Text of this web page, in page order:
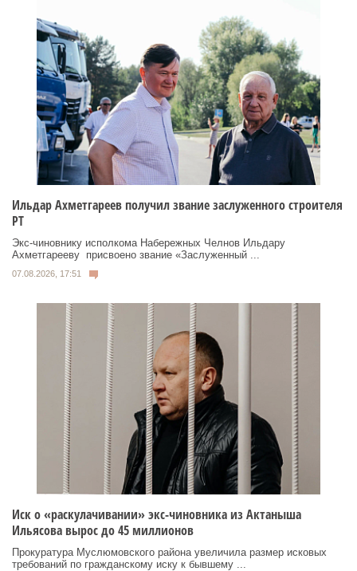
Ильдар Ахметгареев получил звание заслуженного строителя
РТ
Экс‑чиновнику исполкома Набережных Челнов Ильдару
Ахметгарееву присвоено звание «Заслуженный ...
07.08.2026, 17:51
Иск о «раскулачивании» экс-чиновника из Актаныша
Ильясова вырос до 45 миллионов
Прокуратура Муслюмовского района увеличила размер исковых
требований по гражданскому иску к бывшему ...